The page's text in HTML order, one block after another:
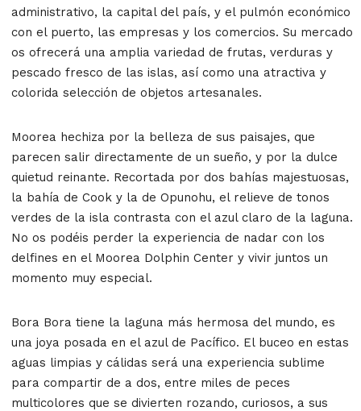
administrativo, la capital del país, y el pulmón económico
con el puerto, las empresas y los comercios. Su mercado
os ofrecerá una amplia variedad de frutas, verduras y
pescado fresco de las islas, así como una atractiva y
colorida selección de objetos artesanales.
Moorea hechiza por la belleza de sus paisajes, que
parecen salir directamente de un sueño, y por la dulce
quietud reinante. Recortada por dos bahías majestuosas,
la bahía de Cook y la de Opunohu, el relieve de tonos
verdes de la isla contrasta con el azul claro de la laguna.
No os podéis perder la experiencia de nadar con los
delfines en el Moorea Dolphin Center y vivir juntos un
momento muy especial.
Bora Bora tiene la laguna más hermosa del mundo, es
una joya posada en el azul de Pacífico. El buceo en estas
aguas limpias y cálidas será una experiencia sublime
para compartir de a dos, entre miles de peces
multicolores que se divierten rozando, curiosos, a sus